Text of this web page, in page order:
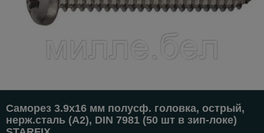
Саморез 3.9х16 мм полусф. головка, острый,
нерж.сталь (А2), DIN 7981 (50 шт в зип-локе)